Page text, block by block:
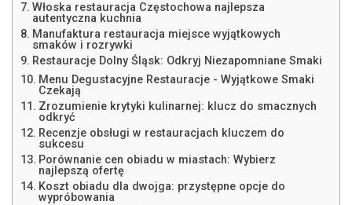
Włoska restauracja Częstochowa najlepsza
autentyczna kuchnia
Manufaktura restauracja miejsce wyjątkowych
smaków i rozrywki
Restauracje Dolny Śląsk: Odkryj Niezapomniane Smaki
Menu Degustacyjne Restauracje - Wyjątkowe Smaki
Czekają
Zrozumienie krytyki kulinarnej: klucz do smacznych
odkryć
Recenzje obsługi w restauracjach kluczem do
sukcesu
Porównanie cen obiadu w miastach: Wybierz
najlepszą ofertę
Koszt obiadu dla dwojga: przystępne opcje do
wypróbowania